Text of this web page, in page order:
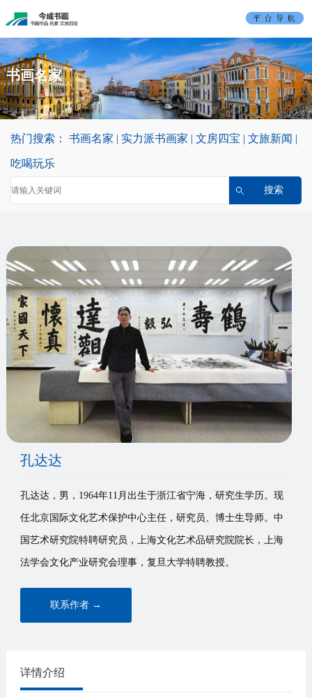
页
书
画
名
家
实
力
派
文
闻
介
系
们
书画名家
热门搜索： 书画名家 | 实力派书画家 | 文房四宝 | 文旅新闻 |
吃喝玩乐
孔达达
孔达达，男，1964年11月出生于浙江省宁海，研究生学历。现
任北京国际文化艺术保护中心主任，研究员、博士生导师。中
国艺术研究院特聘研究员，上海文化艺术品研究院院长，上海
法学会文化产业研究会理事，复旦大学特聘教授。
联系作者 →
详情介绍